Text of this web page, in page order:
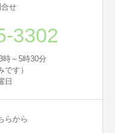
せ
3302
～5時30分
です）
らから